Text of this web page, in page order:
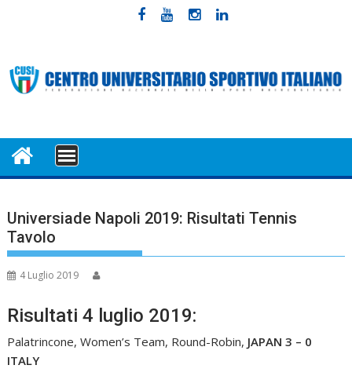
MENU
Universiade Napoli 2019: Risultati Tennis
Tavolo
4 Luglio 2019
Risultati 4 luglio 2019:
Palatrincone, Women’s Team, Round-Robin, JAPAN 3 – 0
ITALY